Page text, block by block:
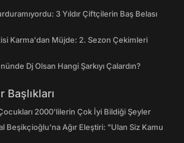
3 Yıldır Çiftçilerin Baş Belası
Karma'dan Müjde: 2. Sezon Çekimleri
Dj Olsan Hangi Şarkıyı Çalardın?
Başlıkları
2000'lilerin Çok İyi Bildiği Şeyler
Beşikçioğlu'na Ağır Eleştiri: "Ulan Siz Kamu